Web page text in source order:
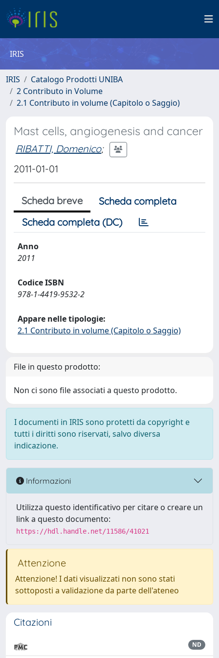
IRIS
IRIS
Catalogo Prodotti UNIBA
2 Contributo in Volume
2.1 Contributo in volume (Capitolo o Saggio)
Mast cells, angiogenesis and cancer
RIBATTI, Domenico;
2011-01-01
Scheda breve
Scheda completa
Scheda completa (DC)
Anno
2011
Codice ISBN
978-1-4419-9532-2
Appare nelle tipologie:
2.1 Contributo in volume (Capitolo o Saggio)
File in questo prodotto:
Non ci sono file associati a questo prodotto.
I documenti in IRIS sono protetti da copyright e
tutti i diritti sono riservati, salvo diversa
indicazione.
Informazioni
Utilizza questo identificativo per citare o creare un
link a questo documento:
https://hdl.handle.net/11586/41021
Attenzione
Attenzione! I dati visualizzati non sono stati
sottoposti a validazione da parte dell'ateneo
Citazioni
ND